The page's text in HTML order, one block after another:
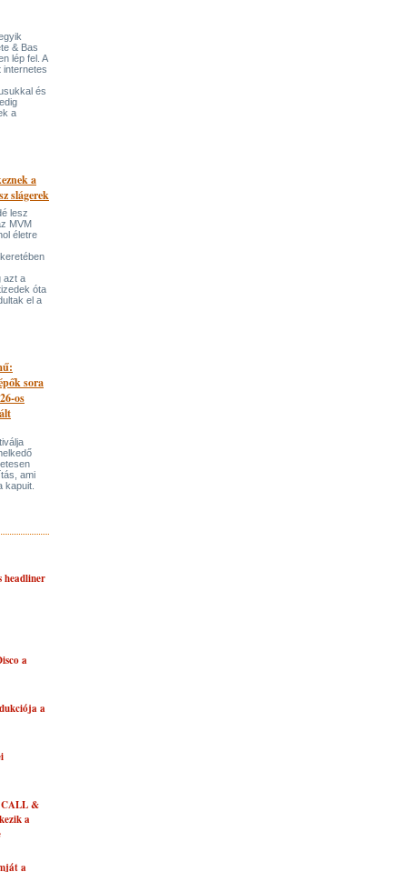
& Bas
lép fel. A
internetes
és
a
a
slágerek
lesz
MVM
életre
azt a
óta
el a
sora
os
ami
kapuit.
headliner
a
a
CALL &
a
a